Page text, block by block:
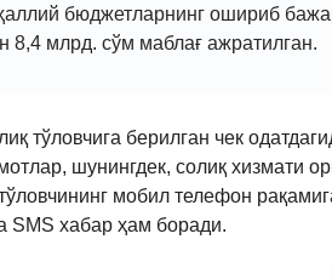
бюджетларнинг ошириб
8,4 млрд. сўм маблағ ажратилган.
тўловчига берилган чек
шунингдек, солиқ хизмати
мобил телефон
SMS хабар ҳам боради.